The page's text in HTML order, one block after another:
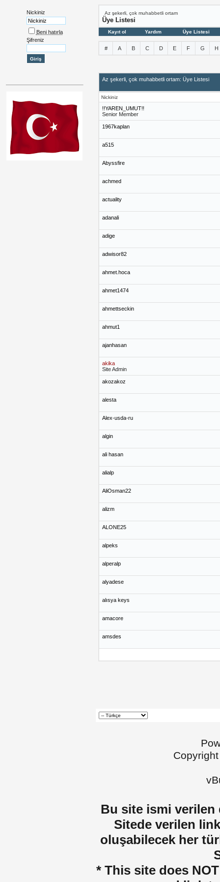
Nickiniz
Beni hatırla
Şifreniz
Az şekerli, çok muhabbetli ortam
Üye Listesi
Kayıt ol Yardım Üye Listesi
# A B C D E F G H
Az şekerli, çok muhabbetli ortam: Üye Listesi
Nickiniz
!!YAREN_UMUT!!
Senior Member
1967kaplan
a515
Abyssfire
achmed
actuality
adanali
adige
adwisor82
ahmet.hoca
ahmet1474
ahmettseckin
ahmut1
ajanhasan
akika
Site Admin
akozakoz
alesta
Alex-usda-ru
algin
ali hasan
alialp
AliOsman22
alizm
ALONE25
alpeks
alperalp
alyadese
alısya keys
amacore
amsdes
Bu site ismi verilen
Sitede verilen
oluşabilecek her
* This site does